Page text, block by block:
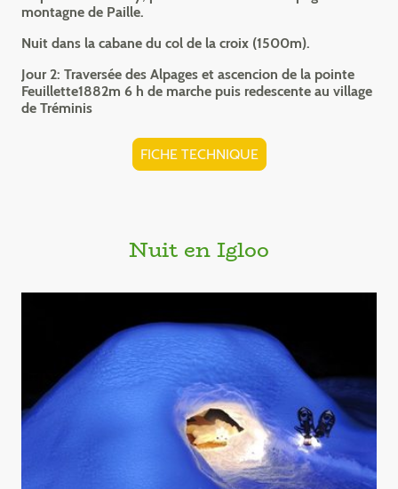
montagne de Paille.
Nuit dans la cabane du col de la croix (1500m).
Jour 2: Traversée des Alpages et ascencion de la pointe
Feuillette1882m 6 h de marche puis redescente au village
de Tréminis
FICHE TECHNIQUE
Nuit en Igloo